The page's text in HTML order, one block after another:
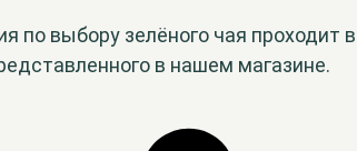
по выбору зелёного чая
в нашем магазине.